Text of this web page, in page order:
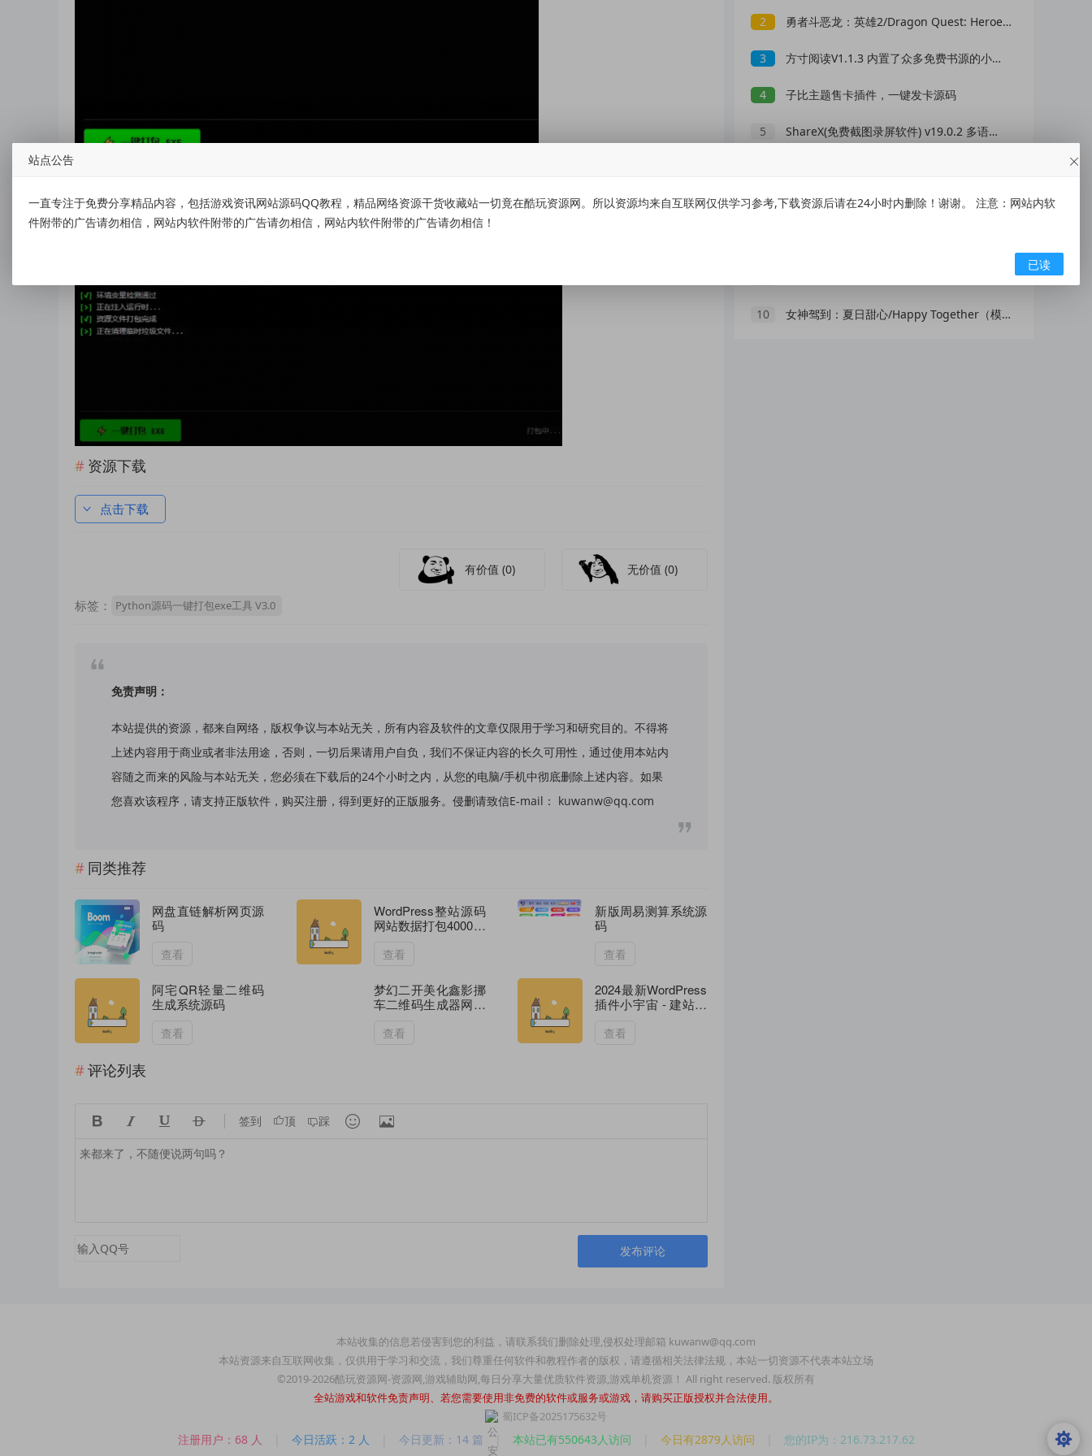
资源下载
点击下载
有价值(0) 无价值(0)
标签： Python源码一键打包exe工具 V3.0
免责声明：
本站提供的资源，都来自网络，版权争议与本站无关，所有内容及软件的文章仅限用于学习和研究目的。不得将
上述内容用于商业或者非法用途，否则，一切后果请用户自负，我们不保证内容的长久可用性，通过使用本站内
容随之而来的风险与本站无关，您必须在下载后的24个小时之内，从您的电脑/手机中彻底删除上述内容。如果
您喜欢该程序，请支持正版软件，购买注册，得到更好的正版服务。侵删请致信E-mail： kuwanw@qq.com
同类推荐
网盘直链解析网页源
码
查看
WordPress整站源码
网站数据打包4000条
查看
新版周易测算系统源
码
查看
阿宅QR轻量二维码
生成系统源码
查看
梦幻二开美化鑫影挪
车二维码生成器网站
查看
2024最新WordPress
插件小宇宙 - 建站必
优化插件
查看
评论列表
    签到 顶 踩  
发布评论
2 勇者斗恶龙：英雄2/Dragon Quest: Heroes Ⅱ
3 方寸阅读V1.1.3 内置了众多免费书源的小说阅读器
4 子比主题售卡插件，一键发卡源码
5 ShareX(免费截图录屏软件) v19.0.2 多语便携版
7 最新聚合短视频解析去水印系统源码 带后台 自适应双端
10 女神驾到：夏日甜心/Happy Together（模拟器版-升级豪华终极珍藏版+全DLC）
本站收集的信息若侵害到您的利益，请联系我们删除处理,侵权处理邮箱 kuwanw@qq.com
本站资源来自互联网收集，仅供用于学习和交流，我们尊重任何软件和教程作者的版权，请遵循相关法律法规，本站一切资源不代表本站立场
©2019-2026酷玩资源网-资源网,游戏辅助网,每日分享大量优质软件资源,游戏单机资源！ All right reserved. 版权所有
全站游戏和软件免责声明、若您需要使用非免费的软件或服务或游戏，请购买正版授权并合法使用。
蜀ICP备2025175632号
注册用户：68 人 今日活跃：2 人 今日更新：14 篇 | 本站已有550643人访问 今日有2879人访问 您的IP为：216.73.217.62
站点公告
一直专注于免费分享精品内容，包括游戏资讯网站源码QQ教程，精品网络资源干货收藏站一切竟在酷玩资源网。所以资源均来自互联网仅供学习参考,下载资源后请在24小时内删除！谢谢。 注意：网站内软
件附带的广告请勿相信，网站内软件附带的广告请勿相信，网站内软件附带的广告请勿相信！
已读